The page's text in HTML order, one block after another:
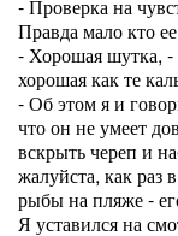
- Проверка на
Правда мало кто
- Хорошая шутка, -
хорошая как те
- Об этом я и
что он не умеет
вскрыть череп и
жалуйста, как раз
рыбы на пляже -
Я уставился на